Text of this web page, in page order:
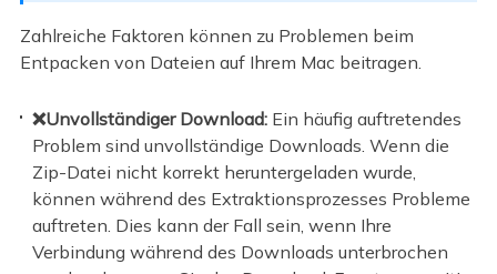
Zahlreiche Faktoren können zu Problemen beim
Entpacken von Dateien auf Ihrem Mac beitragen.
❌Unvollständiger Download: Ein häufig auftretendes
Problem sind unvollständige Downloads. Wenn die
Zip-Datei nicht korrekt heruntergeladen wurde,
können während des Extraktionsprozesses Probleme
auftreten. Dies kann der Fall sein, wenn Ihre
Verbindung während des Downloads unterbrochen